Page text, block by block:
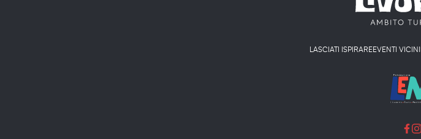
LASCIATI ISPIRAREEVENTI VICINI